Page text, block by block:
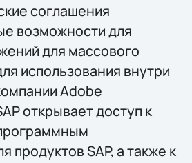
соглашения
возможности для
для массового
использования внутри
Adobe
открывает доступ к
продуктов SAP, а также к